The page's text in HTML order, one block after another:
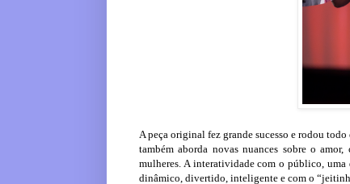
A peça original fez grande sucesso e rodou
também aborda novas nuances sobre o
mulheres. A interatividade com o público,
dinâmico, divertido, inteligente e com o